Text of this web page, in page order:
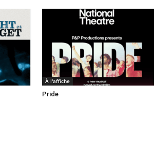
À l'affiche
Pride